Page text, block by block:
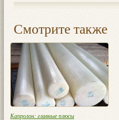
Смотрите также
Капролон: главные плюсы